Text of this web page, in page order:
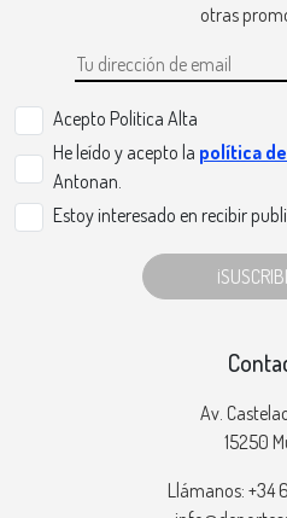
otras
Acepto Politica Alta
He leído y acepto la política
Antonan.
Estoy interesado en recibir
Av.
15250
Llámanos: +34